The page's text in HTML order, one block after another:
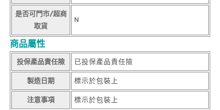
是否可門市/超商
取貨
N
商品屬性
投保產品責任險 已投保產品責任險
製造日期 標示於包裝上
注意事項 標示於包裝上